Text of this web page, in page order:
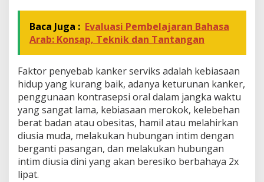
Baca Juga : Evaluasi Pembelajaran Bahasa
Arab: Konsap, Teknik dan Tantangan
Faktor penyebab kanker serviks adalah kebiasaan
hidup yang kurang baik, adanya keturunan kanker,
penggunaan kontrasepsi oral dalam jangka waktu
yang sangat lama, kebiasaan merokok, kelebehan
berat badan atau obesitas, hamil atau melahirkan
diusia muda, melakukan hubungan intim dengan
berganti pasangan, dan melakukan hubungan
intim diusia dini yang akan beresiko berbahaya 2x
lipat.